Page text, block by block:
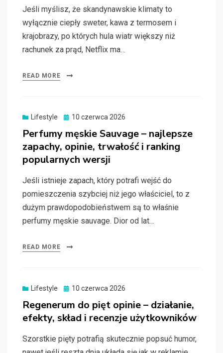
Jeśli myślisz, że skandynawskie klimaty to
wyłącznie ciepły sweter, kawa z termosem i
krajobrazy, po których hula wiatr większy niż
rachunek za prąd, Netflix ma…
READ MORE
Lifestyle
Posted
10 czerwca 2026
Perfumy męskie Sauvage – najlepsze
zapachy, opinie, trwałość i ranking
popularnych wersji
Jeśli istnieje zapach, który potrafi wejść do
pomieszczenia szybciej niż jego właściciel, to z
dużym prawdopodobieństwem są to właśnie
perfumy męskie sauvage. Dior od lat…
READ MORE
Lifestyle
Posted
10 czerwca 2026
Regenerum do pięt opinie – działanie,
efekty, skład i recenzje użytkowników
Szorstkie pięty potrafią skutecznie popsuć humor,